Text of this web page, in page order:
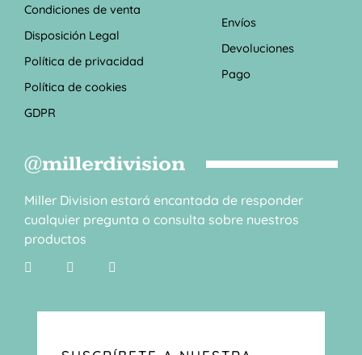
Condiciones de venta
Disposición Legal
Política de privacidad
Política de cookies
GDPR
Envíos
Devoluciones
Pago
@millerdivision
Miller Division estará encantada de responder
cualquier pregunta o consulta sobre nuestros
productos